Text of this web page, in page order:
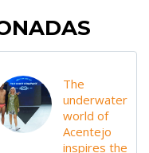
The
underwater
world of
Acentejo
inspires the